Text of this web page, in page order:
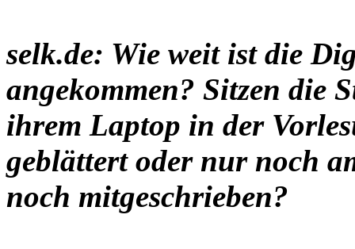
selk.de: Wie weit ist die
angekommen? Sitzen die
ihrem Laptop in der
geblättert oder nur noch
noch mitgeschrieben?